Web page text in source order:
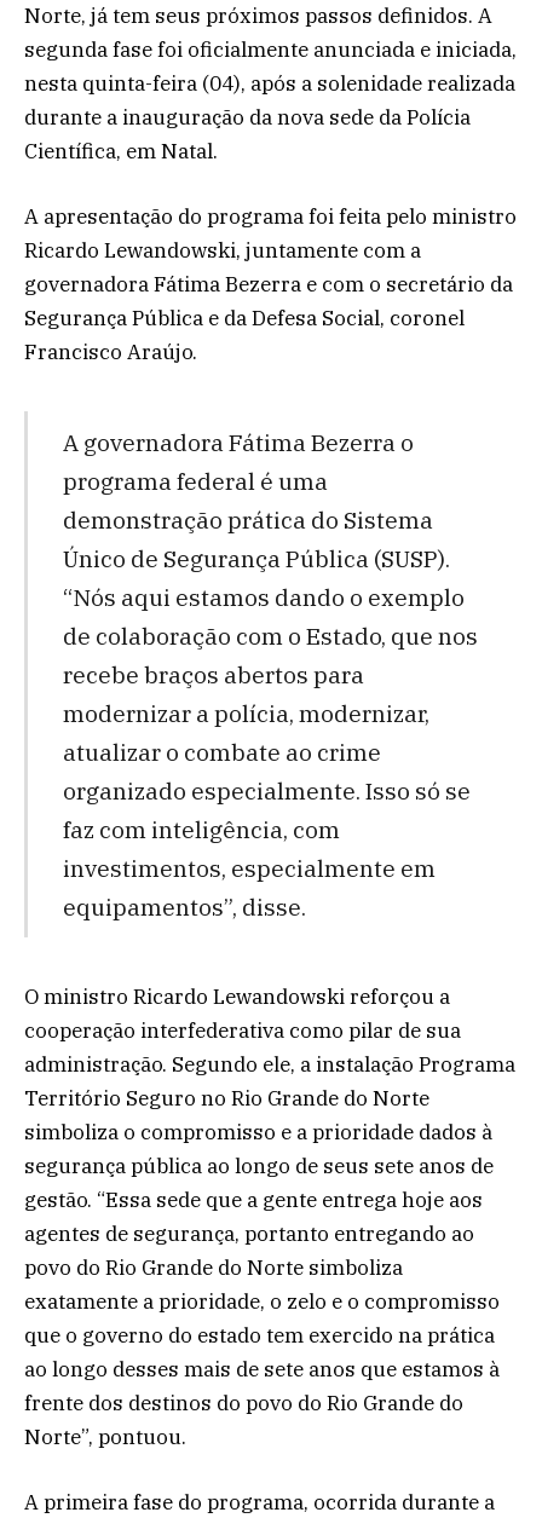
Norte, já tem seus próximos passos definidos. A
segunda fase foi oficialmente anunciada e iniciada,
nesta quinta-feira (04), após a solenidade realizada
durante a inauguração da nova sede da Polícia
Científica, em Natal.
A apresentação do programa foi feita pelo ministro
Ricardo Lewandowski, juntamente com a
governadora Fátima Bezerra e com o secretário da
Segurança Pública e da Defesa Social, coronel
Francisco Araújo.
A governadora Fátima Bezerra o
programa federal é uma
demonstração prática do Sistema
Único de Segurança Pública (SUSP).
“Nós aqui estamos dando o exemplo
de colaboração com o Estado, que nos
recebe braços abertos para
modernizar a polícia, modernizar,
atualizar o combate ao crime
organizado especialmente. Isso só se
faz com inteligência, com
investimentos, especialmente em
equipamentos”, disse.
O ministro Ricardo Lewandowski reforçou a
cooperação interfederativa como pilar de sua
administração. Segundo ele, a instalação Programa
Território Seguro no Rio Grande do Norte
simboliza o compromisso e a prioridade dados à
segurança pública ao longo de seus sete anos de
gestão. “Essa sede que a gente entrega hoje aos
agentes de segurança, portanto entregando ao
povo do Rio Grande do Norte simboliza
exatamente a prioridade, o zelo e o compromisso
que o governo do estado tem exercido na prática
ao longo desses mais de sete anos que estamos à
frente dos destinos do povo do Rio Grande do
Norte”, pontuou.
A primeira fase do programa, ocorrida durante a